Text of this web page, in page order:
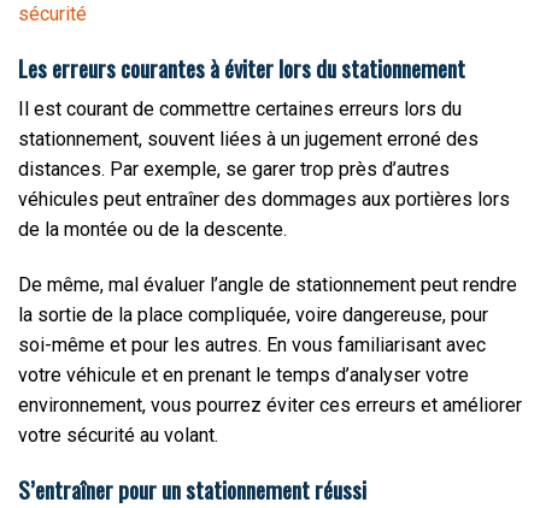
sécurité
Les erreurs courantes à éviter lors du stationnement
Il est courant de commettre certaines erreurs lors du
stationnement, souvent liées à un jugement erroné des
distances. Par exemple, se garer trop près d’autres
véhicules peut entraîner des dommages aux portières lors
de la montée ou de la descente.
De même, mal évaluer l’angle de stationnement peut rendre
la sortie de la place compliquée, voire dangereuse, pour
soi-même et pour les autres. En vous familiarisant avec
votre véhicule et en prenant le temps d’analyser votre
environnement, vous pourrez éviter ces erreurs et améliorer
votre sécurité au volant.
S’entraîner pour un stationnement réussi